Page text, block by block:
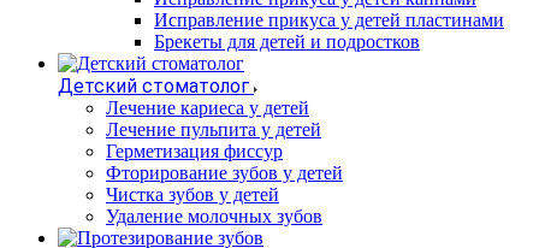
Исправление прикуса у детей пластинами
Брекеты для детей и подростков
Детский стоматолог
Лечение кариеса у детей
Лечение пульпита у детей
Герметизация фиссур
Фторирование зубов у детей
Чистка зубов у детей
Удаление молочных зубов